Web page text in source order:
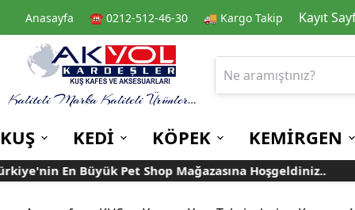
Anasayfa ☎️ 0212-512-46-30 🚚 Kargo Takip Kayıt
KUŞ
Kafes Kafes Aksesuarları
KEDİ
Kedi Kuru Mamalar Kedi Kumları
KÖPEK
Kuru Mamalar Konserve Mamalar
KEMİRGEN
Guinea Pig Yemleri
En Büyük Pet Shop Mağazasına Hoşgeldiniz..